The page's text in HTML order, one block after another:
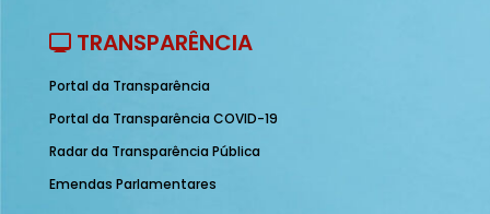
TRANSPARÊNCIA
Portal da Transparência
Portal da Transparência COVID-19
Radar da Transparência Pública
Emendas Parlamentares